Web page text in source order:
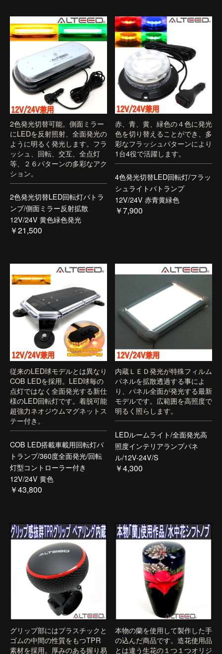
2色発光切替可能。側面ミラー
にLEDを反射照射、全面発光の
ように明るく発光します。フラ
ッシュ、回転、交互、全点灯
等、２６パターンの多彩なアク
ション。
2色発光切替LED回転灯パトラ
ンプ/側面ミラー反射拡散
12V/24V 黄色緑色発光
￥21,500
赤、青、黄、緑色の４色に発光
色を切り替えることができ、多
彩なフラッシュパターンにより
1台4役で活躍します。
4色発光切替LED回転灯/フラッ
シュライトパトランプ
12V/24V 赤青黄緑色
￥7,900
従来のLED球モデルとは異なり
COB LEDを採用。LED球毎の
点灯ではなく全面発光する新仕
様のLED回転灯です。着脱可能
超強力ネオジウムマグネットス
テー付き。
COB LED搭載車載用回転灯パ
トランプ/360度全面発光/回転
灯型コントローラー付き
12V/24V 黄色
￥43,800
内蔵ＬＥＤ発光が特殊フィルム
パネルを拡散透過する事によ
り、パネル全面が発光する最新
モデルです。広範囲を高照度で
明るく照らします。
LEDルームライト/全面発光高
照度インテリアランプパネ
ル/12V-24V/S
￥4,300
グリップ部にはプラスチックと
ゴムの中間の性質をもつTPR
素材を採用。厚みのある握り易
本物の蘭を使用して製作した手
の込んだ商品です。造花使用品
とは違う生花の１つ１つオリジ